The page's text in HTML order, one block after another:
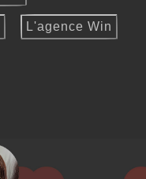
L'agence Win